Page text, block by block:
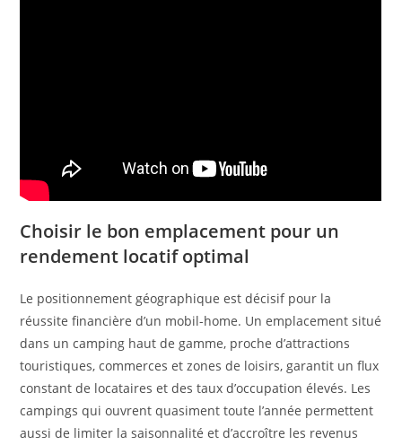
Choisir le bon emplacement pour un
rendement locatif optimal
Le positionnement géographique est décisif pour la
réussite financière d’un mobil-home. Un emplacement situé
dans un camping haut de gamme, proche d’attractions
touristiques, commerces et zones de loisirs, garantit un flux
constant de locataires et des taux d’occupation élevés. Les
campings qui ouvrent quasiment toute l’année permettent
aussi de limiter la saisonnalité et d’accroître les revenus